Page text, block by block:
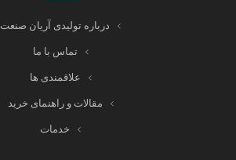
درباره تولیدی آریان صنعت
تماس با ما
علاقمندی ها
مقالات و راهنمای خرید
خدمات